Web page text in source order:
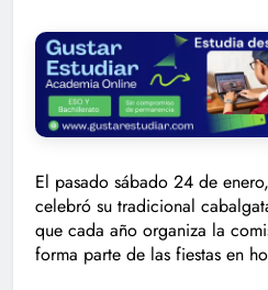
El pasado sábado 24 de
celebró su tradicional
que cada año organiza la
forma parte de las fiestas en